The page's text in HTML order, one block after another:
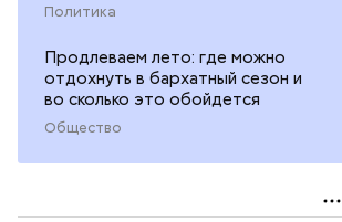
Политика
Продлеваем лето: где можно
отдохнуть в бархатный сезон и
во сколько это обойдется
Общество